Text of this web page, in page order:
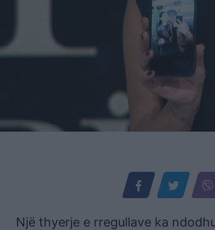
Një thyerje e rregullave ka